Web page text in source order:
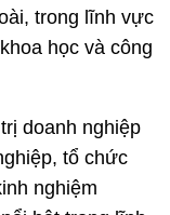
trong lĩnh vực
học và công
doanh nghiệp
tổ chức
nghiệm